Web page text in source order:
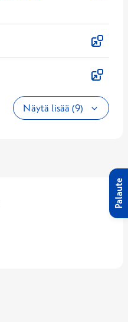
Näytä lisää (9)
Palaute